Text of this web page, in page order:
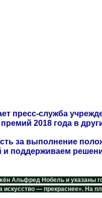
пресс-служба
2018 года в
за выполнение
и поддерживаем
Альфред Нобель и указаны
— прекраснее». На